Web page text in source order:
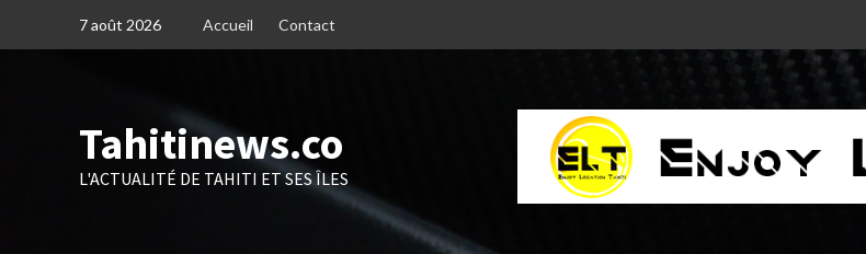
7 août 2026 Accueil Contact
Tahitinews.co
L'ACTUALITÉ DE TAHITI ET SES ÎLES